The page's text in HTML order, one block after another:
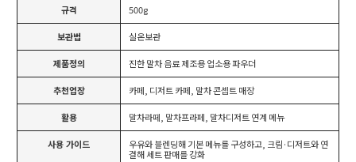
규격 500g
보관법 실온보관
제품정의 진한 말차 음료 제조용 업소용 파우더
추천업장 카페, 디저트 카페, 말차 콘셉트 매장
활용 말차라떼, 말차프라페, 말차디저트 연계 메뉴
사용 가이드
우유와 블렌딩해 기본 메뉴를 구성하고, 크림·디저트와 연
결해 세트 판매를 강화